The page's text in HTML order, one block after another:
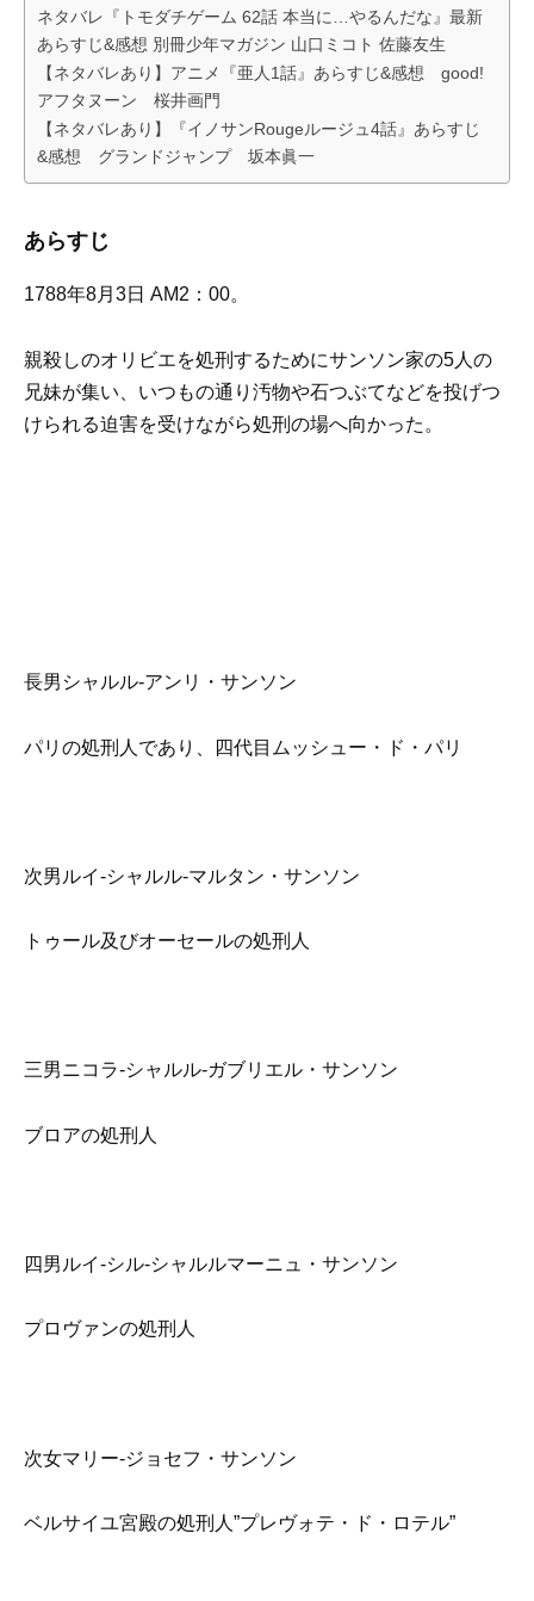
ネタバレ『トモダチゲーム 62話 本当に…やるんだな』最新
あらすじ&感想 別冊少年マガジン 山口ミコト 佐藤友生
【ネタバレあり】アニメ『亜人1話』あらすじ&感想 good!
アフタヌーン 桜井画門
【ネタバレあり】『イノサンRougeルージュ4話』あらすじ
&感想 グランドジャンプ 坂本眞一
あらすじ
1788年8月3日 AM2：00。
親殺しのオリビエを処刑するためにサンソン家の5人の
兄妹が集い、いつもの通り汚物や石つぶてなどを投げつ
けられる迫害を受けながら処刑の場へ向かった。
長男シャルル-アンリ・サンソン
パリの処刑人であり、四代目ムッシュー・ド・パリ
次男ルイ-シャルル-マルタン・サンソン
トゥール及びオーセールの処刑人
三男ニコラ-シャルル-ガブリエル・サンソン
ブロアの処刑人
四男ルイ-シル-シャルルマーニュ・サンソン
プロヴァンの処刑人
次女マリー-ジョセフ・サンソン
ベルサイユ宮殿の処刑人”プレヴォテ・ド・ロテル”